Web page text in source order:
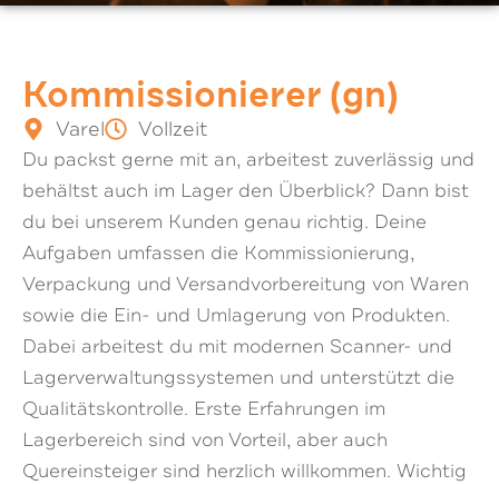
Kommissionierer (gn)
Varel Vollzeit
Du packst gerne mit an, arbeitest zuverlässig und
behältst auch im Lager den Überblick? Dann bist
du bei unserem Kunden genau richtig. Deine
Aufgaben umfassen die Kommissionierung,
Verpackung und Versandvorbereitung von Waren
sowie die Ein- und Umlagerung von Produkten.
Dabei arbeitest du mit modernen Scanner- und
Lagerverwaltungssystemen und unterstützt die
Qualitätskontrolle. Erste Erfahrungen im
Lagerbereich sind von Vorteil, aber auch
Quereinsteiger sind herzlich willkommen. Wichtig